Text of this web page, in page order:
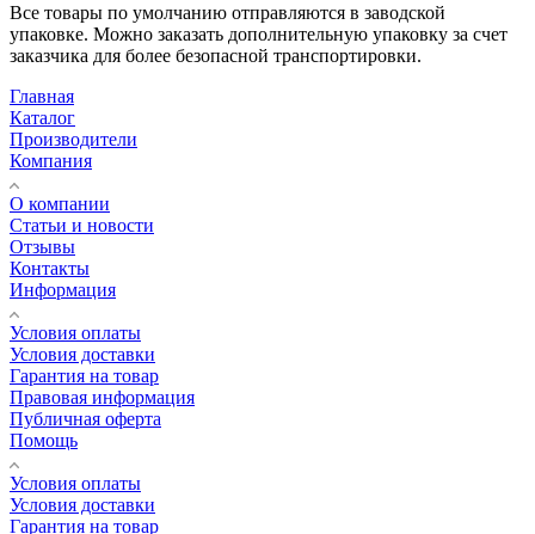
Все товары по умолчанию отправляются в заводской
упаковке. Можно заказать дополнительную упаковку за счет
заказчика для более безопасной транспортировки.
Главная
Каталог
Производители
Компания
О компании
Статьи и новости
Отзывы
Контакты
Информация
Условия оплаты
Условия доставки
Гарантия на товар
Правовая информация
Публичная оферта
Помощь
Условия оплаты
Условия доставки
Гарантия на товар